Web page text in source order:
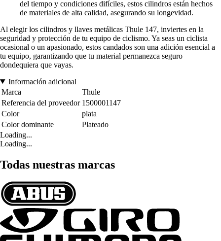
del tiempo y condiciones difíciles, estos cilindros están hechos
de materiales de alta calidad, asegurando su longevidad.
Al elegir los cilindros y llaves metálicas Thule 147, inviertes en la
seguridad y protección de tu equipo de ciclismo. Ya seas un ciclista
ocasional o un apasionado, estos candados son una adición esencial a
tu equipo, garantizando que tu material permanezca seguro
dondequiera que vayas.
Información adicional
Marca
Thule
Referencia del proveedor 1500001147
Color
plata
Color dominante
Plateado
Loading...
Loading...
Todas nuestras marcas